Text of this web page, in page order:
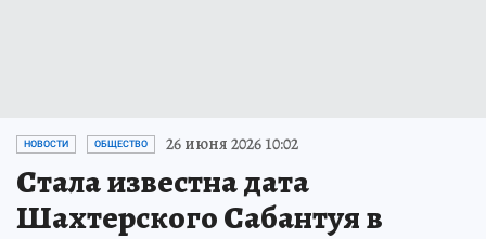
НОВОСТИ ОБЩЕСТВО 26 июня 2026 10:02
Стала известна дата
Шахтерского Сабантуя в